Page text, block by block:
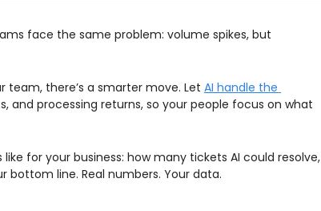
face the same problem: volume spikes, but
there’s a smarter move. Let AI handle the
and processing returns, so your people focus on what
for your business: how many tickets AI could resolve,
line. Real numbers. Your data.